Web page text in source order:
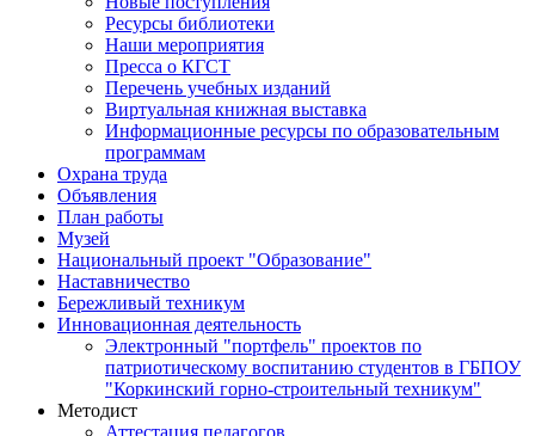
Ресурсы библиотеки
Наши мероприятия
Пресса о КГСТ
Перечень учебных изданий
Виртуальная книжная выставка
Информационные ресурсы по образовательным
программам
Охрана труда
Объявления
План работы
Музей
Национальный проект "Образование"
Наставничество
Бережливый техникум
Инновационная деятельность
Электронный "портфель" проектов по
патриотическому воспитанию студентов в ГБПОУ
"Коркинский горно-строительный техникум"
Методист
Аттестация педагогов